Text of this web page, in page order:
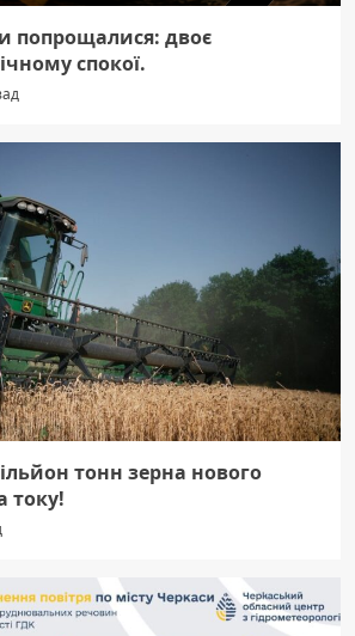
попрощалися: двоє
спокої.
тонн зерна нового
току!